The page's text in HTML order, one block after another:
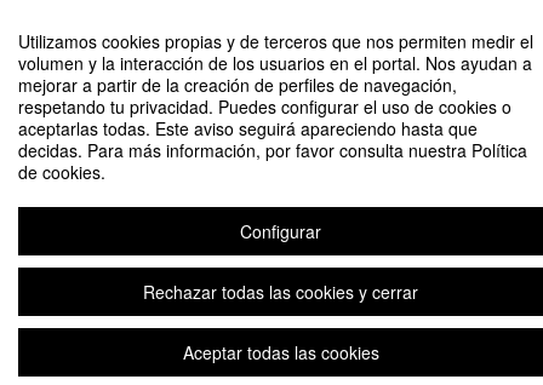
Utilizamos cookies propias y de terceros que nos permiten medir el
volumen y la interacción de los usuarios en el portal. Nos ayudan a
mejorar a partir de la creación de perfiles de navegación,
respetando tu privacidad. Puedes configurar el uso de cookies o
aceptarlas todas. Este aviso seguirá apareciendo hasta que
decidas. Para más información, por favor consulta nuestra Política
de cookies.
Configurar
Rechazar todas las cookies y cerrar
Aceptar todas las cookies
Aula Abierta / “El Comensal”: Cine fórum y coloquio
Plataforma de organización de eventos Symposium